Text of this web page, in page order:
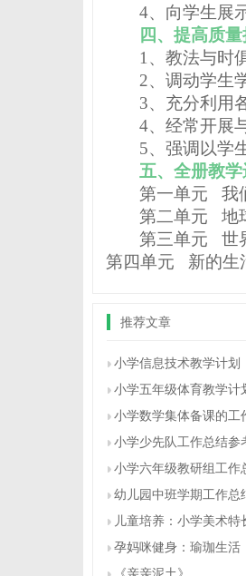
4、向学生展
四、提高质量
1 、教法与时
2、调动学生
3、充分利用
4、经常开展
5、强调以学
五、全册教学
第一单元
我
第二单元
地
第三单元
世
第四单元
新的生
推荐文章
小学信息技术教学计划
小学五年级体育教学计
小学数学集体备课的工
小学少先队工作总结参
小学六年级教研组工作
幼儿园中班学期工作总
儿童培养：小学美术特
孕妈咪健身：瑜珈生活